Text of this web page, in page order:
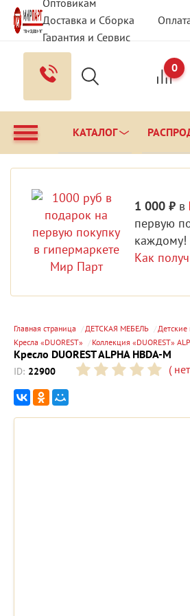
Оптовикам
Доставка и Сборка
Гарантия и Сервис
Вопрос - Ответ
Контакты
0
КАТАЛОГ
1 000 ₽ в
первую
каждому!
Как
Главная страница ДЕТСКАЯ МЕБЕЛЬ
Детские
Кресла «DUOREST»
Коллекция «DUOREST»
Кресло DUOREST ALPHA HBDA-M
ID: 22900 (